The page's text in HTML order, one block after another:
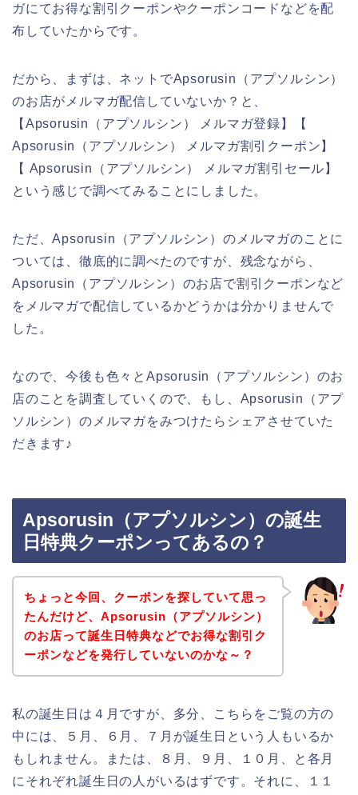
ガにてお得な割引クーポンやクーポンコードなどを配
布していたからです。
だから、まずは、ネットでApsorusin（アプソルシン）
のお店がメルマガ配信していないか？と、
【Apsorusin（アプソルシン） メルマガ登録】【
Apsorusin（アプソルシン） メルマガ割引クーポン】
【 Apsorusin（アプソルシン） メルマガ割引セール】
という感じで調べてみることにしました。
ただ、Apsorusin（アプソルシン）のメルマガのことに
ついては、徹底的に調べたのですが、残念ながら、
Apsorusin（アプソルシン）のお店で割引クーポンなど
をメルマガで配信しているかどうかは分かりませんで
した。
なので、今後も色々とApsorusin（アプソルシン）のお
店のことを調査していくので、もし、Apsorusin（アプ
ソルシン）のメルマガをみつけたらシェアさせていた
だきます♪
Apsorusin（アプソルシン）の誕生
日特典クーポンってあるの？
ちょっと今回、クーポンを探していて思っ
たんだけど、Apsorusin（アプソルシン）
のお店って誕生日特典などでお得な割引ク
ーポンなどを発行していないのかな～？
私の誕生日は４月ですが、多分、こちらをご覧の方の
中には、５月、６月、７月が誕生日という人もいるか
もしれません。または、８月、９月、１０月、と各月
にそれぞれ誕生日の人がいるはずです。それに、１１